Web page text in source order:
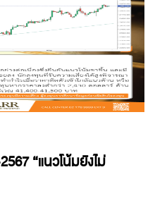
“แนวโน้มยังไม่